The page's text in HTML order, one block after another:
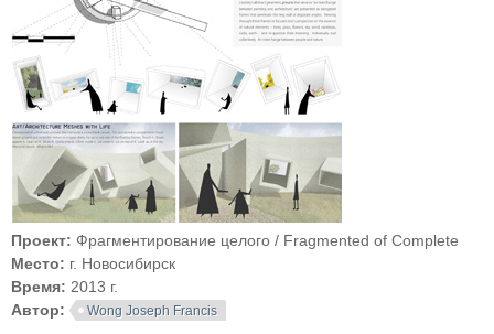
Проект: Фрагментирование целого / Fragmented of Complete
Место: г. Новосибирск
Время: 2013 г.
Автор:
Wong Joseph Francis